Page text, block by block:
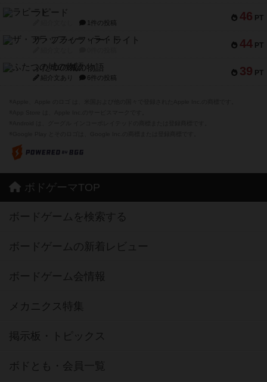
46 PT
ラピード
1件の投稿
44 PT
ザ・フラッフィー・ライト
39 PT
ふたつの城の物語
紹介文あり 6件の投稿
ボドゲーマTOP
ボードゲームを検索する
ボードゲームの新着レビュー
ボードゲーム会情報
メカニクス特集
掲示板・トピックス
ボドとも・会員一覧